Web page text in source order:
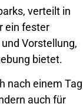
verteilt in
ein fester
Vorstellung,
bietet.
nach einem Tag
auch für